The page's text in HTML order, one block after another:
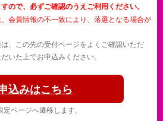
ので、必ずご確認のうえご利用ください。
会員情報の不一致により、落選となる場合が
、この先の受付ページをよくご確認いただ
いた上でお申込みください。
込みはこちら
定ページへ遷移します。